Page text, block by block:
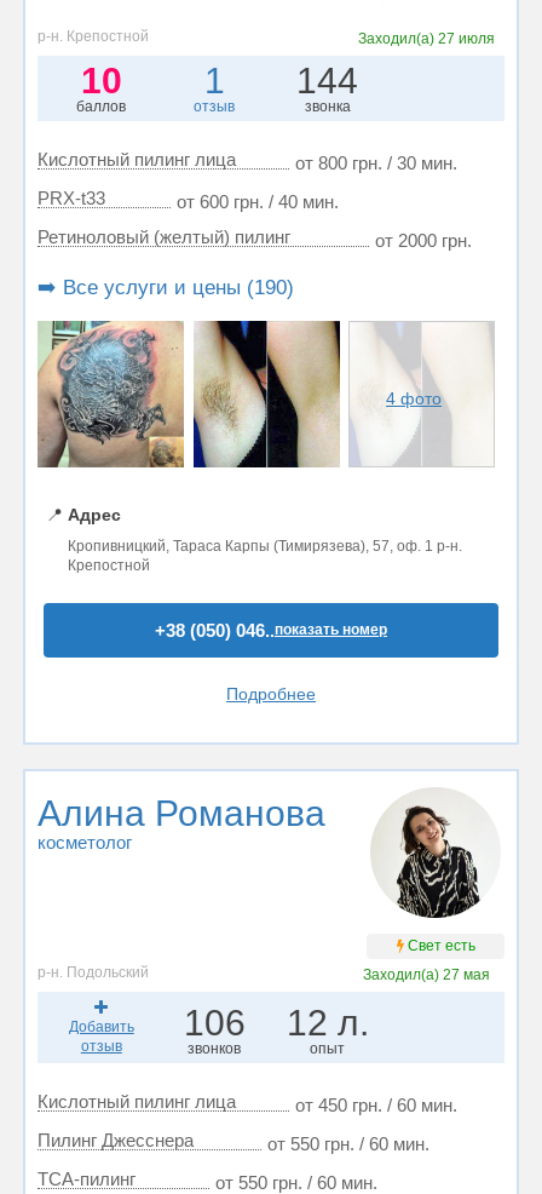
р-н. Крепостной Заходил(а)27 июля
10
баллов
1
отзыв
144
звонка
Кислотный пилинг лица
от 800 грн. / 30 мин.
PRX-t33
от 600 грн. / 40 мин.
Ретиноловый (желтый) пилинг
от 2000 грн.
➡️ Все услуги и цены (190)
4 фото
📍 Адрес
Кропивницкий, Тараса Карпы (Тимирязева), 57, оф. 1 р-н.
Крепостной
+38 (050) 046..показать номер
Подробнее
Алина Романова
косметолог
Свет есть
р-н. Подольский
Заходил(а)27 мая
Добавить
отзыв
106
звонков
12 л.
опыт
Кислотный пилинг лица
от 450 грн. / 60 мин.
Пилинг Джесснера
от 550 грн. / 60 мин.
ТСА-пилинг
от 550 грн. / 60 мин.